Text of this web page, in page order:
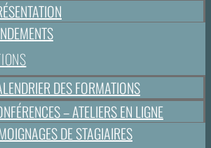
DES FORMATIONS
– ATELIERS EN LIGNE
DE STAGIAIRES